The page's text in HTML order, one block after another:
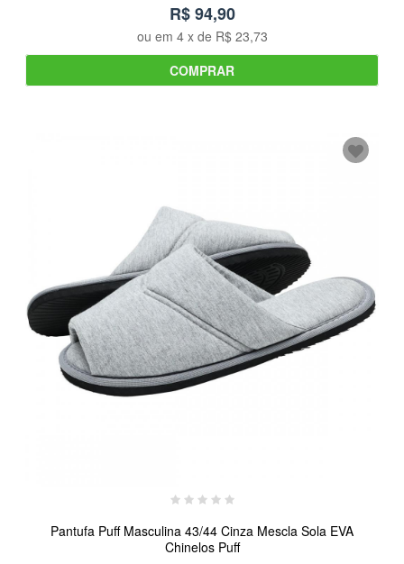
R$ 94,90
ou em 4x de R$ 23,73
COMPRAR
Pantufa Puff Masculina 43/44 Cinza Mescla Sola EVA
Chinelos Puff